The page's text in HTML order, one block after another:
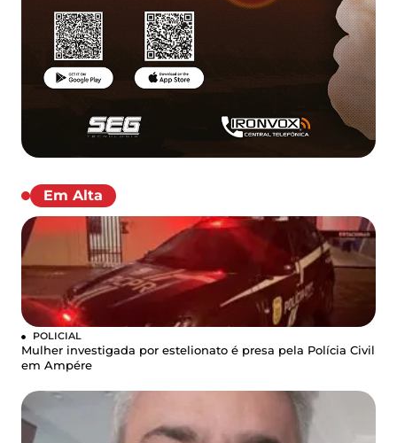
Em Alta
POLICIAL
Mulher investigada por estelionato é presa pela Polícia Civil
em Ampére